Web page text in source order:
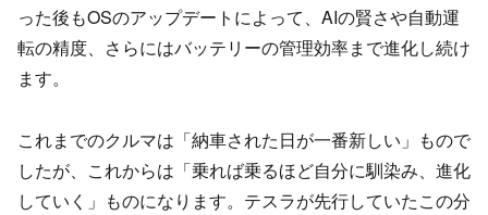
った後もOSのアップデートによって、AIの賢さや自動運
転の精度、さらにはバッテリーの管理効率まで進化し続け
ます。
これまでのクルマは「納車された日が一番新しい」もので
したが、これからは「乗れば乗るほど自分に馴染み、進化
していく」ものになります。テスラが先行していたこの分